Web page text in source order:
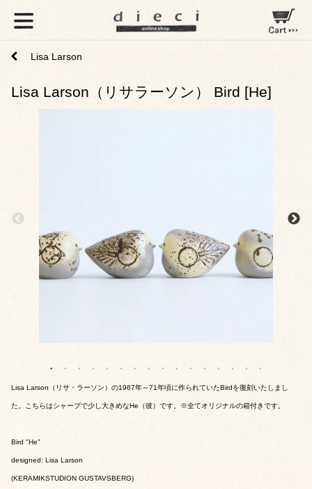
Lisa Larson
Lisa Larson（リサラーソン） Bird [He]
Lisa Larson（リサ・ラーソン）の1967年～71年頃に作られていたBirdを復刻いたしまし
た。こちらはシャープで少し大きめなHe（彼）です。※全てオリジナルの箱付きです。
Bird "He"
designed: Lisa Larson
(KERAMIKSTUDION GUSTAVSBERG)